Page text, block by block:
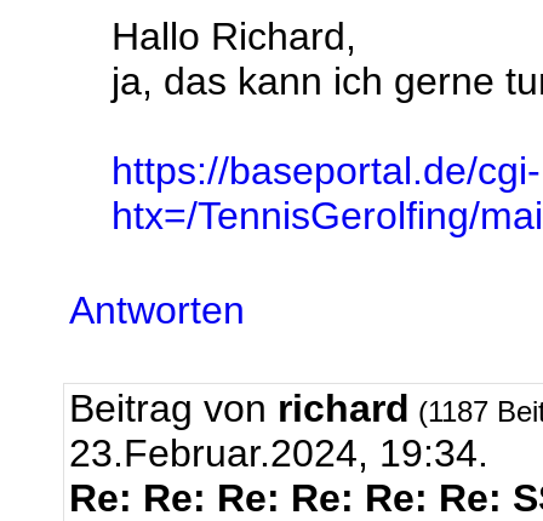
Hallo Richard,
ja, das kann ich gerne
https://baseportal.de/
htx=/TennisGerolfing/
Antworten
Beitrag von richard (1187
23.Februar.2024, 19:34.
Re: Re: Re: Re: Re: Re: